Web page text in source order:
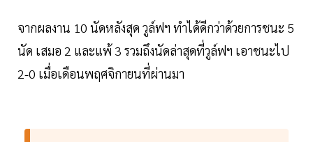
จากผลงาน 10 นัดหลังสุด วูล์ฟฯ ทำได้ดีกว่าด้วยการชนะ 5
นัด เสมอ 2 และแพ้ 3 รวมถึงนัดล่าสุดที่วูล์ฟฯ เอาชนะไป
2-0 เมื่อเดือนพฤศจิกายนที่ผ่านมา